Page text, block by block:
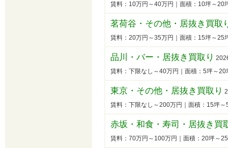
賃料：10万円～40万円｜面積：10坪～20
茗荷谷・その他・居抜き買取
賃料：20万円～35万円｜面積：15坪～25
品川・バー・居抜き買取り
賃料：下限なし～40万円｜面積：5坪～
東京・その他・居抜き買取り
賃料：下限なし～200万円｜面積：15坪
赤坂・和食・寿司・居抜き買
賃料：70万円～100万円｜面積：20坪～